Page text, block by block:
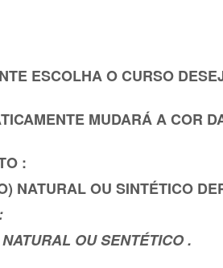
ESCOLHA O CURSO
MUDARÁ A COR
:
NATURAL OU SINTÉTICO
OU SENTÉTICO .